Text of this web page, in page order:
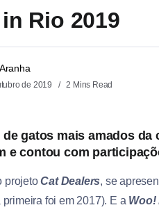
Rio 2019
de 2019 2 Mins Read
gatos mais amados
e contou com
projetoCat Dealers, se
foi em 2017). E a Woo!